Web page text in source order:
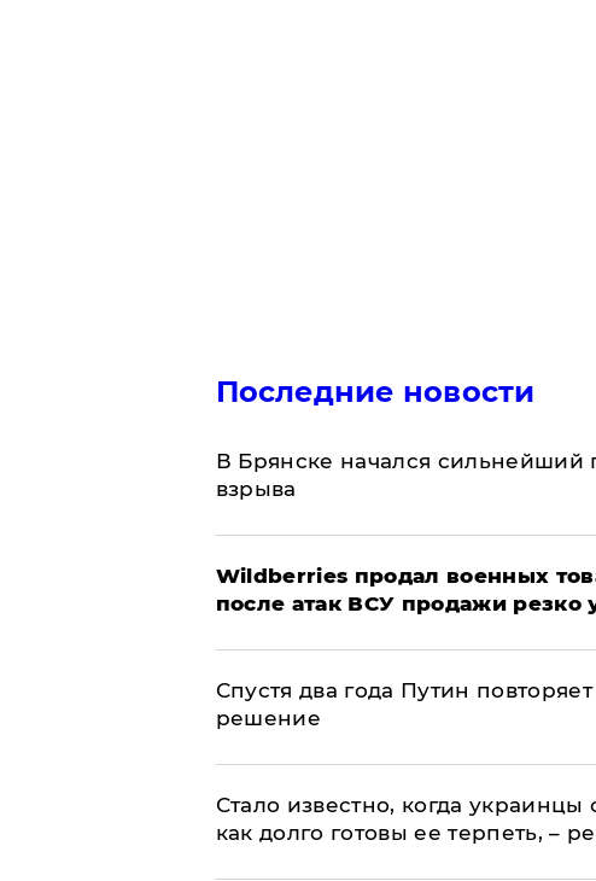
Последние новости
В Брянске начался
взрыва
​Wildberries продал военных
после атак ВСУ продажи резко
Спустя два года Путин
решение
Стало известно, когда
как долго готовы ее терпеть, –